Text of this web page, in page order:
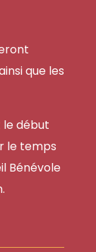
que les
le début
le temps
Bénévole